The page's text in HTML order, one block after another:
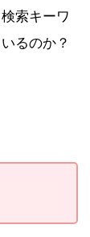
索キーワ
るのか？